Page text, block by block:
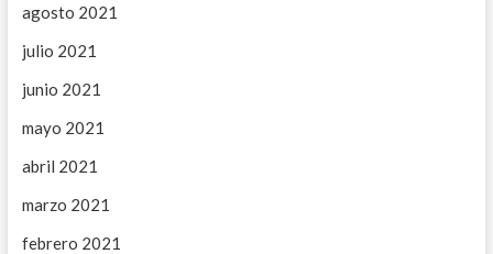
agosto 2021
julio 2021
junio 2021
mayo 2021
abril 2021
marzo 2021
febrero 2021